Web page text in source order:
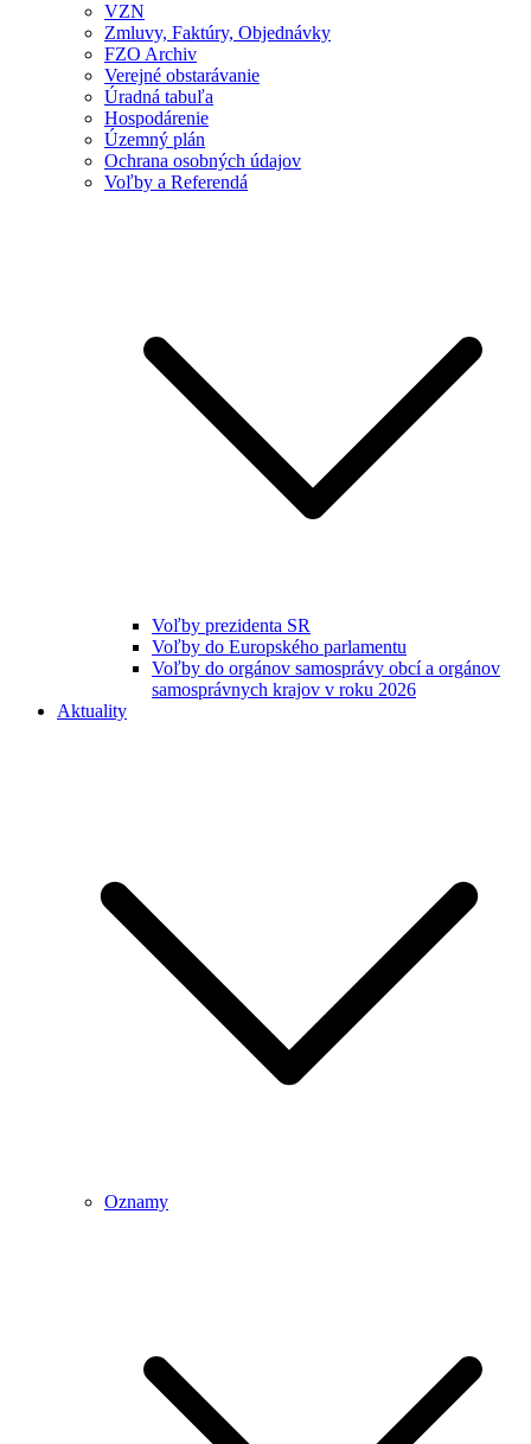
VZN
Zmluvy, Faktúry, Objednávky
FZO Archiv
Verejné obstarávanie
Úradná tabuľa
Hospodárenie
Územný plán
Ochrana osobných údajov
Voľby a Referendá
Voľby prezidenta SR
Voľby do Europského parlamentu
Voľby do orgánov samosprávy obcí a orgánov
samosprávnych krajov v roku 2026
Aktuality
Oznamy